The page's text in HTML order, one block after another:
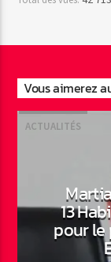
Vous aimerez
ACTUALITÉS
13
pour le